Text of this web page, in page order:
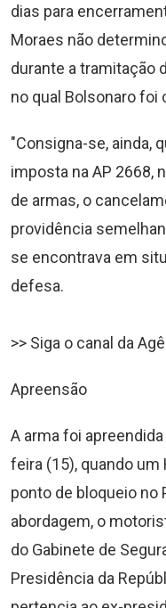
dias para
Moraes não
durante a tramitação
no qual Bolsonaro foi
"Consigna-se, ainda,
imposta na AP 2668,
de armas, o
providência
se encontrava em
defesa.
>> Siga o canal da
Apreensão
A arma foi
feira (15), quando
ponto de bloqueio no
abordagem, o
do Gabinete de
Presidência da